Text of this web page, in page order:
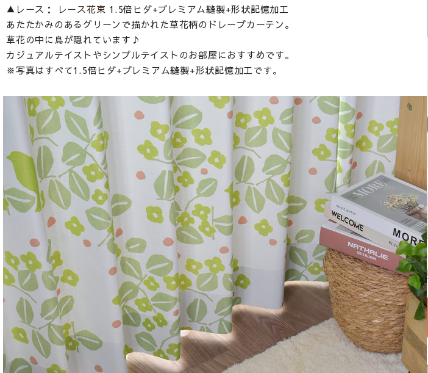
▲レース： レース花束 1.5倍ヒダ+プレミアム縫製+形状記憶加工
あたたかみのあるグリーンで描かれた草花柄のドレープカーテン。
草花の中に鳥が隠れています♪
カジュアルテイストやシンプルテイストのお部屋におすすめです。
※写真はすべて1.5倍ヒダ+プレミアム縫製+形状記憶加工です。